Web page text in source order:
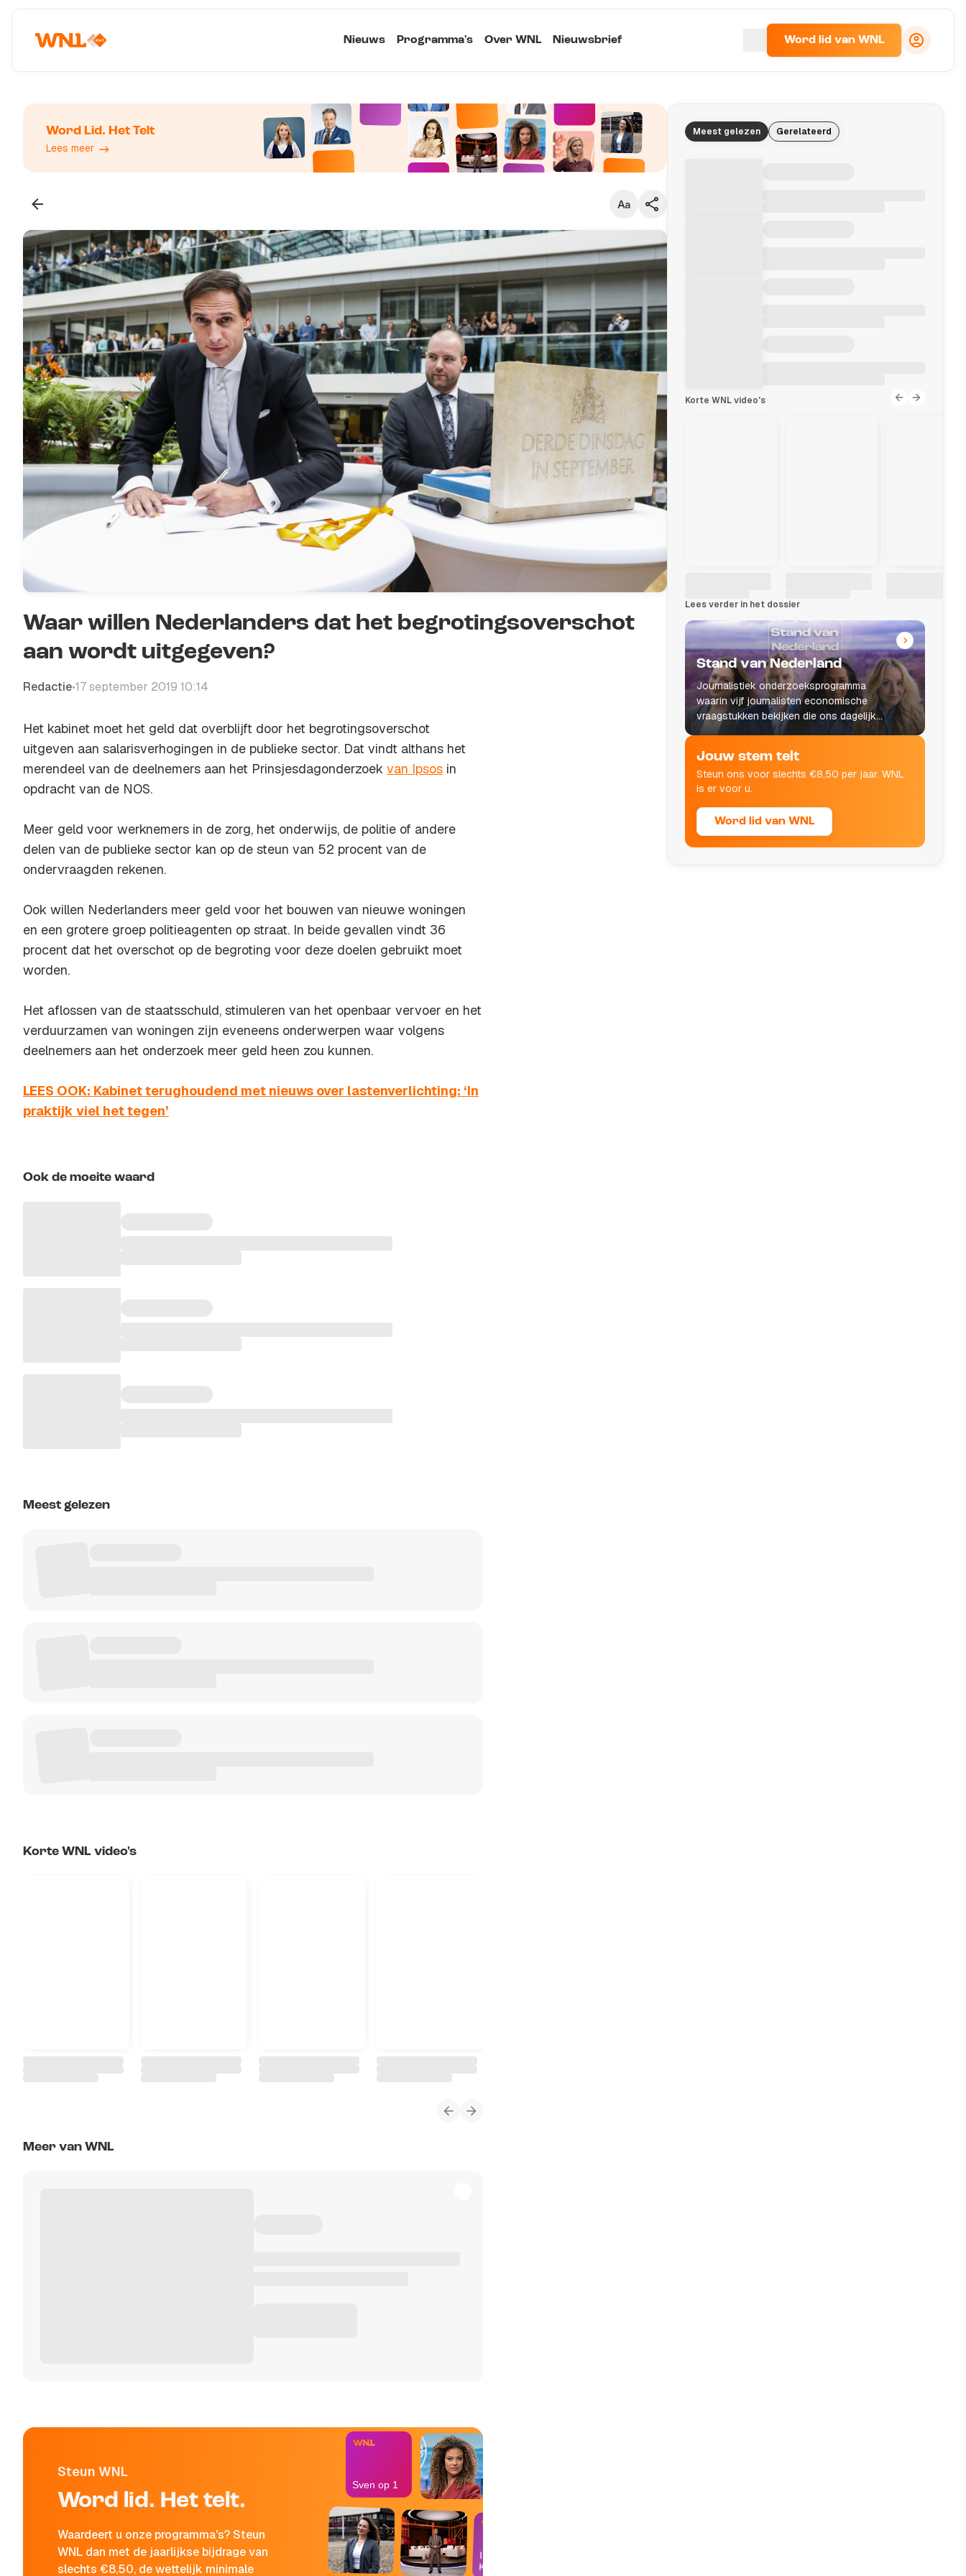
Nieuws Programma's Over WNL Nieuwsbrief Word lid van WNL
Word Lid. Het Telt
Lees meer
Klein
Standaard
Groot
Waar willen Nederlanders dat het begrotingsoverschot
aan wordt uitgegeven?
Redactie•17 september 2019 10:14
Het kabinet moet het geld dat overblijft door het begrotingsoverschot
uitgeven aan salarisverhogingen in de publieke sector. Dat vindt althans het
merendeel van de deelnemers aan het Prinsjesdagonderzoek van Ipsos in
opdracht van de NOS.
Meer geld voor werknemers in de zorg, het onderwijs, de politie of andere
delen van de publieke sector kan op de steun van 52 procent van de
ondervraagden rekenen.
Ook willen Nederlanders meer geld voor het bouwen van nieuwe woningen
en een grotere groep politieagenten op straat. In beide gevallen vindt 36
procent dat het overschot op de begroting voor deze doelen gebruikt moet
worden.
Het aflossen van de staatsschuld, stimuleren van het openbaar vervoer en het
verduurzamen van woningen zijn eveneens onderwerpen waar volgens
deelnemers aan het onderzoek meer geld heen zou kunnen.
LEES OOK: Kabinet terughoudend met nieuws over lastenverlichting: ‘In
praktijk viel het tegen’
Ook de moeite waard
Meest gelezen
Korte WNL video's
Meer van WNL
Steun WNL
Word lid. Het telt.
Waardeert u onze programma's? Steun
WNL dan met de jaarlijkse bijdrage van
slechts €8,50, de wettelijk minimale
In de
Kantine
Sven op 1
Meest gelezen Gerelateerd
Korte WNL video's
Lees verder in het dossier
Stand van Nederland
Journalistiek onderzoeksprogramma
waarin vijf journalisten economische
vraagstukken bekijken die ons dagelijks
leven raken.
Jouw stem telt
Steun ons voor slechts €8,50 per jaar. WNL
is er voor u.
Word lid van WNL